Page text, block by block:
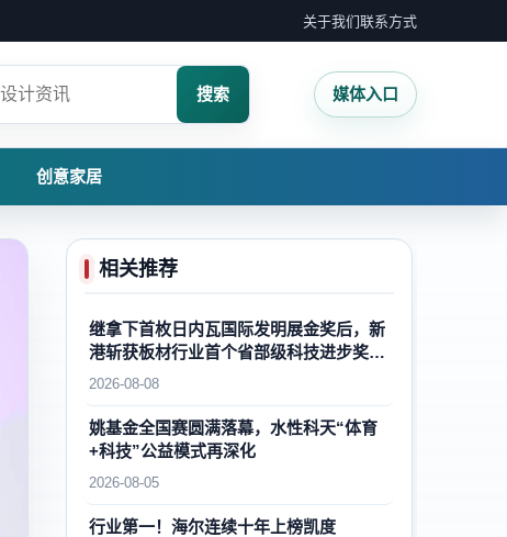
关于我们联系方式
搜索 媒体入口
创意家居
相关推荐
继拿下首枚日内瓦国际发明展金奖后，新
港斩获板材行业首个省部级科技进步奖一
等奖，再攀国内外木业自主创新新高峰
2026-08-08
姚基金全国赛圆满落幕，水性科天“体育
+科技”公益模式再深化
2026-08-05
行业第一！海尔连续十年上榜凯度